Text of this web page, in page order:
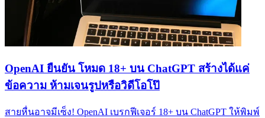
OpenAI ยืนยัน โหมด 18+ บน ChatGPT สร้างได้แค่
ข้อความ ห้ามเจนรูปหรือวิดีโอโป๊
สายหื่นอาจมีเซ็ง! OpenAI เบรกฟีเจอร์ 18+ บน ChatGPT ให้พิมพ์